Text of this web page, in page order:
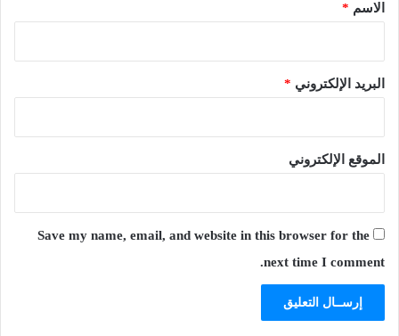
الاسم *
البريد الإلكتروني *
الموقع الإلكتروني
Save my name, email, and website in this browser for the
next time I comment.